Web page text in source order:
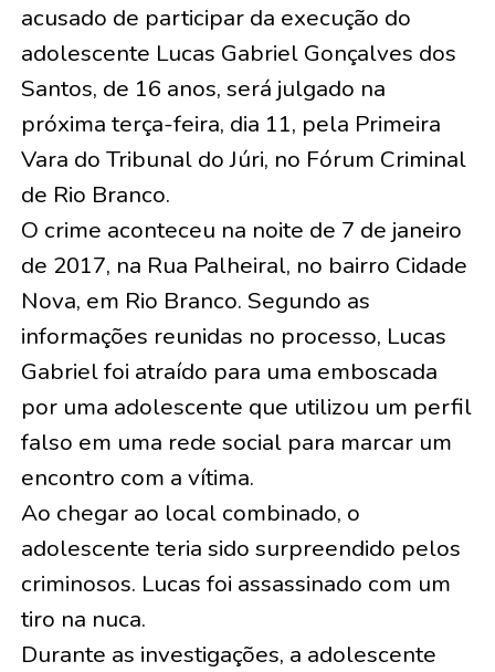
acusado de participar da execução do
adolescente Lucas Gabriel Gonçalves dos
Santos, de 16 anos, será julgado na
próxima terça-feira, dia 11, pela Primeira
Vara do Tribunal do Júri, no Fórum Criminal
de Rio Branco.
O crime aconteceu na noite de 7 de janeiro
de 2017, na Rua Palheiral, no bairro Cidade
Nova, em Rio Branco. Segundo as
informações reunidas no processo, Lucas
Gabriel foi atraído para uma emboscada
por uma adolescente que utilizou um perfil
falso em uma rede social para marcar um
encontro com a vítima.
Ao chegar ao local combinado, o
adolescente teria sido surpreendido pelos
criminosos. Lucas foi assassinado com um
tiro na nuca.
Durante as investigações, a adolescente